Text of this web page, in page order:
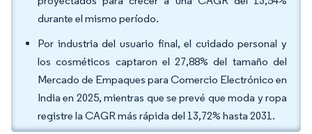
durante el mismo período.
Por industria del usuario final, el cuidado personal y
los cosméticos captaron el 27,88% del tamaño del
Mercado de Empaques para Comercio Electrónico en
India en 2025, mientras que se prevé que moda y ropa
registre la CAGR más rápida del 13,72% hasta 2031.